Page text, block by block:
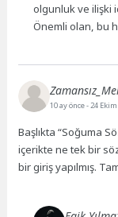
olgunluk ve ilişki
Önemli olan, bu
10 ay önce- 24
Başlıkta “Soğuma
içerikte ne tek bir
bir giriş yapılmış.